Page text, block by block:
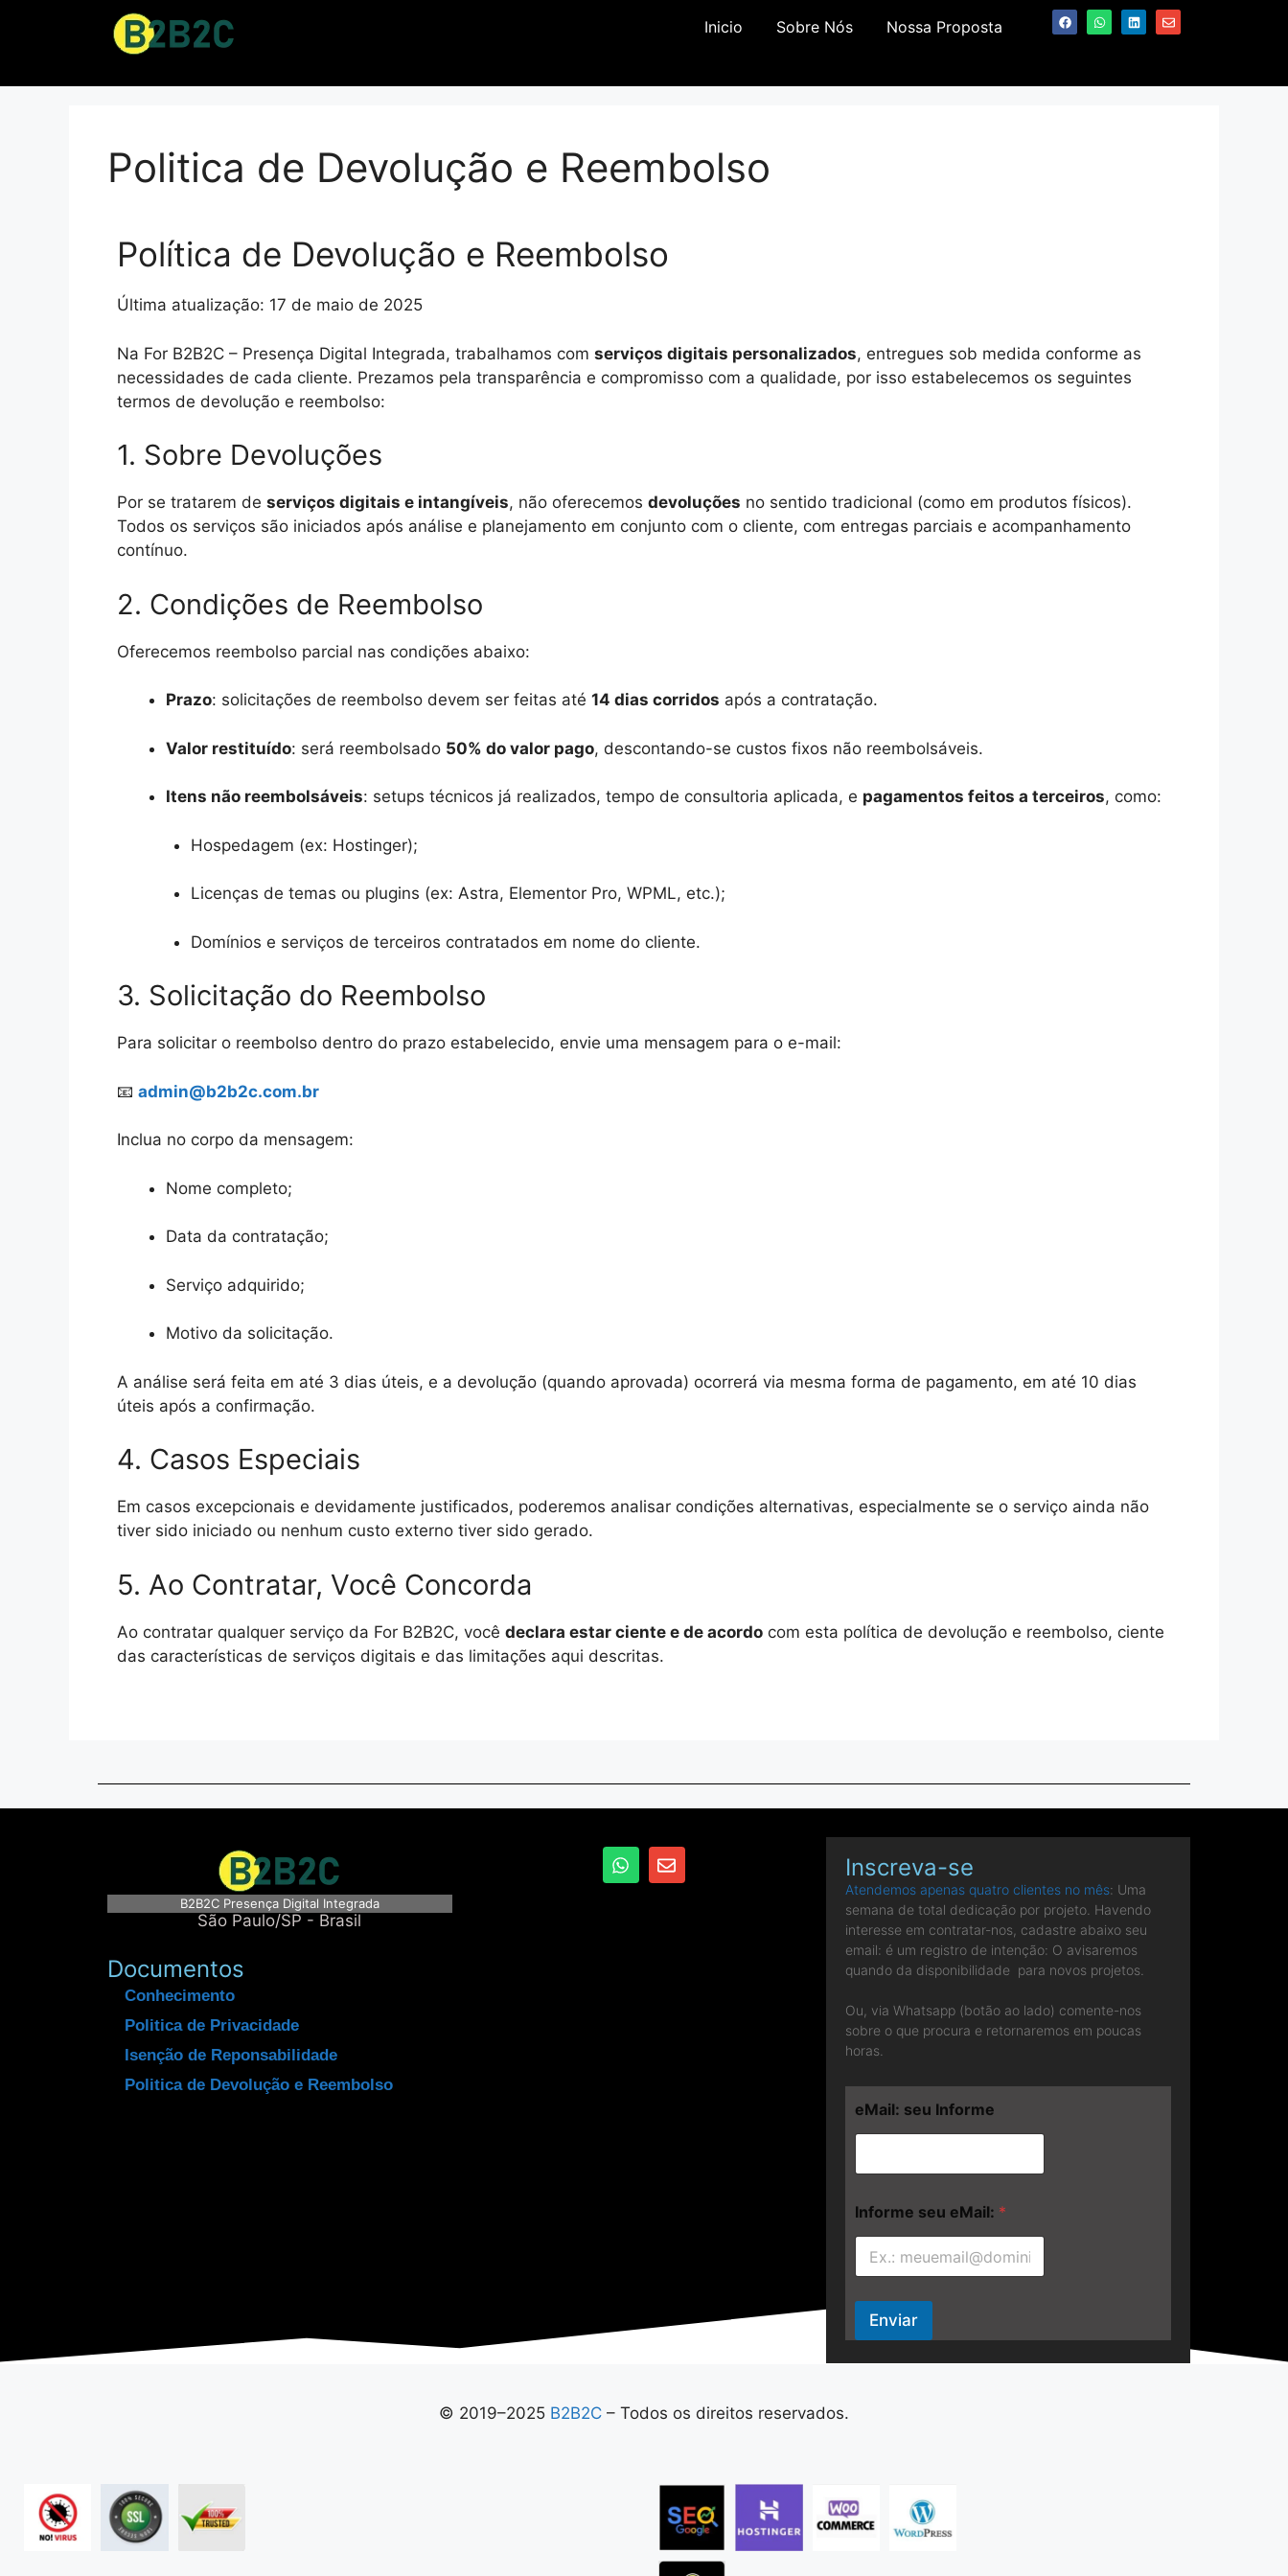
Inicio Sobre Nós Nossa Proposta
Politica de Devolução e Reembolso
Política de Devolução e Reembolso
Última atualização: 17 de maio de 2025
Na For B2B2C – Presença Digital Integrada, trabalhamos com serviços digitais personalizados, entregues sob medida conforme as
necessidades de cada cliente. Prezamos pela transparência e compromisso com a qualidade, por isso estabelecemos os seguintes
termos de devolução e reembolso:
1. Sobre Devoluções
Por se tratarem de serviços digitais e intangíveis, não oferecemos devoluções no sentido tradicional (como em produtos físicos).
Todos os serviços são iniciados após análise e planejamento em conjunto com o cliente, com entregas parciais e acompanhamento
contínuo.
2. Condições de Reembolso
Oferecemos reembolso parcial nas condições abaixo:
Prazo: solicitações de reembolso devem ser feitas até 14 dias corridos após a contratação.
Valor restituído: será reembolsado 50% do valor pago, descontando-se custos fixos não reembolsáveis.
Itens não reembolsáveis: setups técnicos já realizados, tempo de consultoria aplicada, e pagamentos feitos a terceiros, como:
Hospedagem (ex: Hostinger);
Licenças de temas ou plugins (ex: Astra, Elementor Pro, WPML, etc.);
Domínios e serviços de terceiros contratados em nome do cliente.
3. Solicitação do Reembolso
Para solicitar o reembolso dentro do prazo estabelecido, envie uma mensagem para o e-mail:
📧 admin@b2b2c.com.br
Inclua no corpo da mensagem:
Nome completo;
Data da contratação;
Serviço adquirido;
Motivo da solicitação.
A análise será feita em até 3 dias úteis, e a devolução (quando aprovada) ocorrerá via mesma forma de pagamento, em até 10 dias
úteis após a confirmação.
4. Casos Especiais
Em casos excepcionais e devidamente justificados, poderemos analisar condições alternativas, especialmente se o serviço ainda não
tiver sido iniciado ou nenhum custo externo tiver sido gerado.
5. Ao Contratar, Você Concorda
Ao contratar qualquer serviço da For B2B2C, você declara estar ciente e de acordo com esta política de devolução e reembolso, ciente
das características de serviços digitais e das limitações aqui descritas.
B2B2C Presença Digital Integrada
São Paulo/SP - Brasil
Documentos
Conhecimento
Politica de Privacidade
Isenção de Reponsabilidade
Politica de Devolução e Reembolso
Inscreva-se
Atendemos apenas quatro clientes no mês: Uma
semana de total dedicação por projeto. Havendo
interesse em contratar-nos, cadastre abaixo seu
email: é um registro de intenção: O avisaremos
quando da disponibilidade para novos projetos.
Ou, via Whatsapp (botão ao lado) comente-nos
sobre o que procura e retornaremos em poucas
horas.
eMail: seu Informe
Informe seu eMail: *
Enviar
© 2019–2025 B2B2C – Todos os direitos reservados.